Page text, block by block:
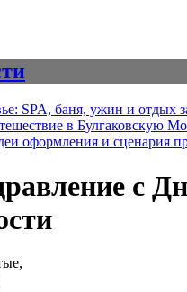
SPA, баня, ужин и отдых
в Булгаковскую
оформления и сценария
с